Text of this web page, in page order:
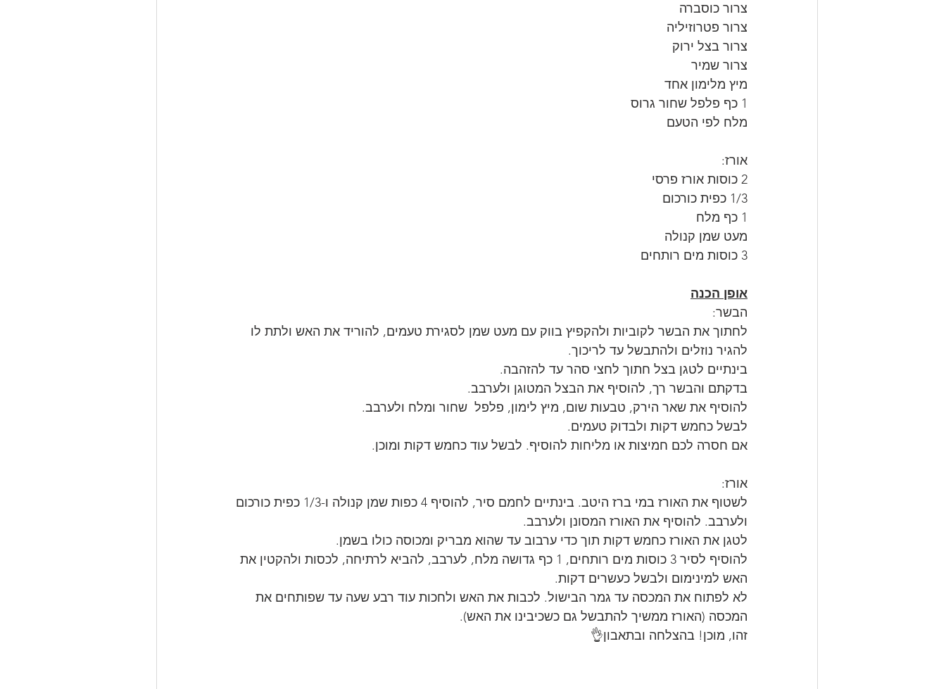
צרור כוסברה
צרור פטרוזיליה
צרור בצל ירוק
צרור שמיר
מיץ מלימון אחד
1 כף פלפל שחור גרוס
מלח לפי הטעם
אורז:
2 כוסות אורז פרסי
1/3 כפית כורכום
1 כף מלח
מעט שמן קנולה
3 כוסות מים רותחים
אופן הכנה
הבשר:
לחתוך את הבשר לקוביות ולהקפיץ בווק עם מעט שמן לסגירת טעמים, להוריד את האש ולתת לו
להגיר נוזלים ולהתבשל עד לריכוך.
בינתיים לטגן בצל חתוך לחצי סהר עד להזהבה.
בדקתם והבשר רך, להוסיף את הבצל המטוגן ולערבב.
להוסיף את שאר הירק, טבעות שום, מיץ לימון, פלפל  שחור ומלח ולערבב.
לבשל כחמש דקות ולבדוק טעמים.
אם חסרה לכם חמיצות או מליחות להוסיף. לבשל עוד כחמש דקות ומוכן.
אורז:
לשטוף את האורז במי ברז היטב. בינתיים לחמם סיר, להוסיף 4 כפות שמן קנולה ו-1/3 כפית כורכום
ולערבב. להוסיף את האורז המסונן ולערבב.
לטגן את האורז כחמש דקות תוך כדי ערבוב עד שהוא מבריק ומכוסה כולו בשמן.
להוסיף לסיר 3 כוסות מים רותחים, 1 כף גדושה מלח, לערבב, להביא לרתיחה, לכסות ולהקטין את
האש למינימום ולבשל כעשרים דקות.
לא לפתוח את המכסה עד גמר הבישול. לכבות את האש ולחכות עוד רבע שעה עד שפותחים את
המכסה (האורז ממשיך להתבשל גם כשכיבינו את האש).
זהו, מוכן! בהצלחה ובתאבון👌